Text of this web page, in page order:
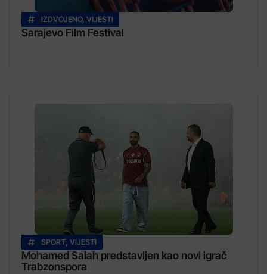
IZDVOJENO, VIJESTI
Sarajevo Film Festival
SPORT, VIJESTI
Mohamed Salah predstavljen kao novi igrač
Trabzonspora